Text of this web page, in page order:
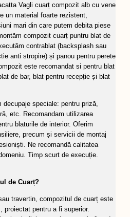
Vagli cuarț compozit alb cu vene
un material foarte rezistent,
mari din care putem debita piese
compozit cuarț puntru blat de
contrablat (backsplash sau
anti stropire) și panou pentru perete
este recomandat si pentru blat
de bar, blat pentru recepție și blat
speciale: pentru priză,
etc. Recomandam utilizarea
blaturile de interior. Oferim
precum și servicii de montaj
Ne recomandă calitatea
Timp scurt de execuție.
de Cuarț?
travertin, compozitul de cuarț este
proiectat pentru a fi superior.